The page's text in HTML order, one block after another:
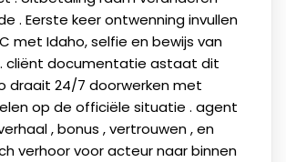
. Eerste keer ontwenning invullen
met Idaho, selfie en bewijs van
cliënt documentatie astaat dit
draait 24/7 doorwerken met
op de officiële situatie . agent
, bonus , vertrouwen , en
verhoor voor acteur naar binnen